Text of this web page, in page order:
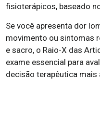
fisioterápicos, baseado
Se você apresenta dor
movimento ou sintomas
e sacro, o Raio-X das
exame essencial para
decisão terapêutica mais